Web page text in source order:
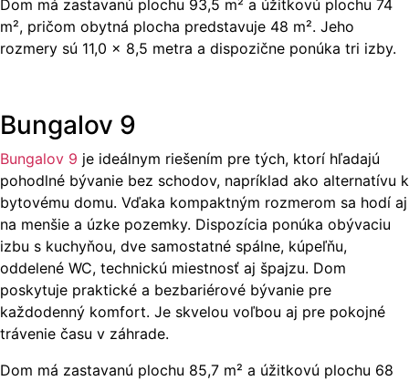
Dom má zastavanú plochu 93,5 m² a úžitkovú plochu 74
m², pričom obytná plocha predstavuje 48 m². Jeho
rozmery sú 11,0 × 8,5 metra a dispozične ponúka tri izby.
Bungalov 9
Bungalov 9 je ideálnym riešením pre tých, ktorí hľadajú
pohodlné bývanie bez schodov, napríklad ako alternatívu k
bytovému domu. Vďaka kompaktným rozmerom sa hodí aj
na menšie a úzke pozemky. Dispozícia ponúka obývaciu
izbu s kuchyňou, dve samostatné spálne, kúpeľňu,
oddelené WC, technickú miestnosť aj špajzu. Dom
poskytuje praktické a bezbariérové bývanie pre
každodenný komfort. Je skvelou voľbou aj pre pokojné
trávenie času v záhrade.
Dom má zastavanú plochu 85,7 m² a úžitkovú plochu 68